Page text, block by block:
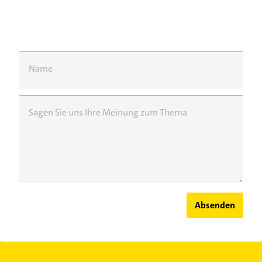
Name
Sagen Sie uns Ihre Meinung zum Thema
Absenden